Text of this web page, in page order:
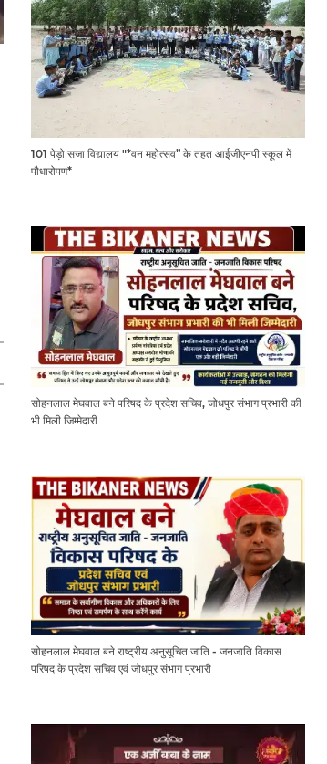
101 पेड़ो सजा विद्यालय "*वन महोत्सव” के तहत आईजीएनपी स्कूल में
पौधारोपण*
सोहनलाल मेघवाल बने परिषद के प्रदेश सचिव, जोधपुर संभाग प्रभारी की
भी मिली जिम्मेदारी
सोहनलाल मेघवाल बने राष्ट्रीय अनुसूचित जाति - जनजाति विकास
परिषद के प्रदेश सचिव एवं जोधपुर संभाग प्रभारी